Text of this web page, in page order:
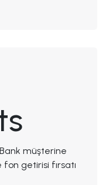
müşterine
getirisi fırsatı